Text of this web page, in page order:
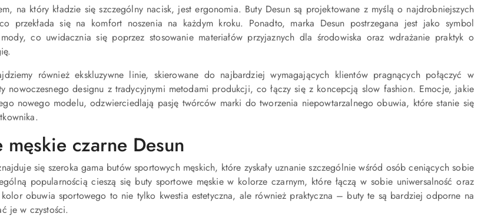
na który kładzie się szczególny nacisk, jest ergonomia. Buty Desun są projektowane z myślą o najdrobniejszych
przekłada się na komfort noszenia na każdym kroku. Ponadto, marka Desun postrzegana jest jako symbol
co uwidacznia się poprzez stosowanie materiałów przyjaznych dla środowiska oraz wdrażanie praktyk o
również ekskluzywne linie, skierowane do najbardziej wymagających klientów pragnących połączyć w
nowoczesnego designu z tradycyjnymi metodami produkcji, co łączy się z koncepcją slow fashion. Emocje, jakie
nowego modelu, odzwierciedlają pasję twórców marki do tworzenia niepowtarzalnego obuwia, które stanie się
czarne Desun
się szeroka gama butów sportowych męskich, które zyskały uznanie szczególnie wśród osób ceniących sobie
popularnością cieszą się buty sportowe męskie w kolorze czarnym, które łączą w sobie uniwersalność oraz
obuwia sportowego to nie tylko kwestia estetyczna, ale również praktyczna – buty te są bardziej odporne na
je w czystości.